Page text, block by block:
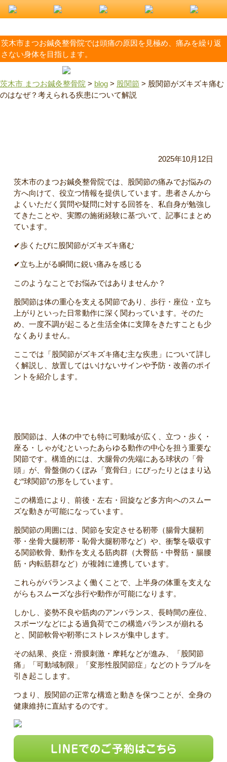
茨木市まつお鍼灸整骨院では頭痛の原因を見極め、痛みを繰り返
さない身体を目指します。
茨木市 まつお鍼灸整骨院 > blog > 股関節 > 股関節がズキズキ痛む
のはなぜ？考えられる疾患について解説
2025年10月12日
茨木市のまつお鍼灸整骨院では、股関節の痛みでお悩みの
方へ向けて、役立つ情報を提供しています。患者さんから
よくいただく質問や疑問に対する回答を、私自身が勉強し
てきたことや、実際の施術経験に基づいて、記事にまとめ
ています。
✔歩くたびに股関節がズキズキ痛む
✔立ち上がる瞬間に鋭い痛みを感じる
このようなことでお悩みではありませんか？
股関節は体の重心を支える関節であり、歩行・座位・立ち
上がりといった日常動作に深く関わっています。そのた
め、一度不調が起こると生活全体に支障をきたすことも少
なくありません。
ここでは「股関節がズキズキ痛む主な疾患」について詳し
く解説し、放置してはいけないサインや予防・改善のポイ
ントを紹介します。
股関節は、人体の中でも特に可動域が広く、立つ・歩く・
座る・しゃがむといったあらゆる動作の中心を担う重要な
関節です。構造的には、大腿骨の先端にある球状の「骨
頭」が、骨盤側のくぼみ「寛骨臼」にぴったりとはまり込
む“球関節”の形をしています。
この構造により、前後・左右・回旋など多方向へのスムー
ズな動きが可能になっています。
股関節の周囲には、関節を安定させる靭帯（腸骨大腿靭
帯・坐骨大腿靭帯・恥骨大腿靭帯など）や、衝撃を吸収す
る関節軟骨、動作を支える筋肉群（大臀筋・中臀筋・腸腰
筋・内転筋群など）が複雑に連携しています。
これらがバランスよく働くことで、上半身の体重を支えな
がらもスムーズな歩行や動作が可能になります。
しかし、姿勢不良や筋肉のアンバランス、長時間の座位、
スポーツなどによる過負荷でこの構造バランスが崩れる
と、関節軟骨や靭帯にストレスが集中します。
その結果、炎症・滑膜刺激・摩耗などが進み、「股関節
痛」「可動域制限」「変形性股関節症」などのトラブルを
引き起こします。
つまり、股関節の正常な構造と動きを保つことが、全身の
健康維持に直結するのです。